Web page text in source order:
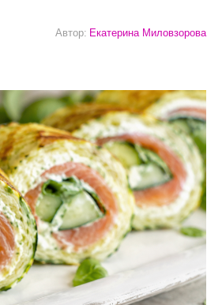
Автор: Екатерина Миловзорова